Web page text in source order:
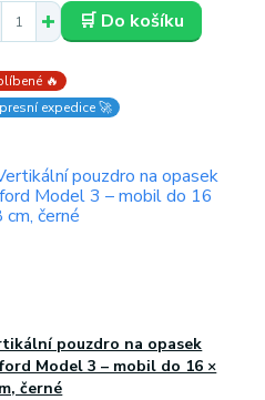
🛒 Do košíku
🔥
expedice 🚀
pouzdro na opasek
Model 3 – mobil do 16 ×
černé